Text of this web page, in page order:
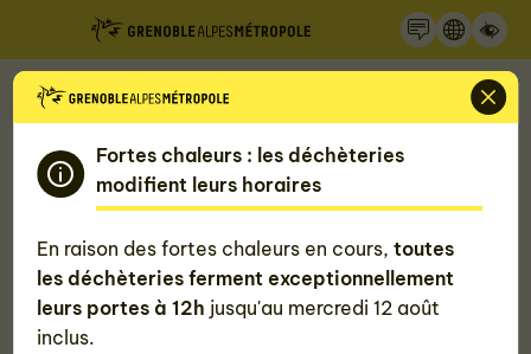
Panneau de gestion des cookies
Fortes chaleurs : les déchèteries
modifient leurs horaires
En raison des fortes chaleurs en cours,toutes
les déchèteries ferment exceptionnellement
leurs portes à 12h jusqu'au mercredi 12 août
inclus.
Accueil
Mon quotidien, ma Métropole
Gérer mon eau
Demander un raccordement à l'eau
potable ou la pose d'un compteur
d'eau